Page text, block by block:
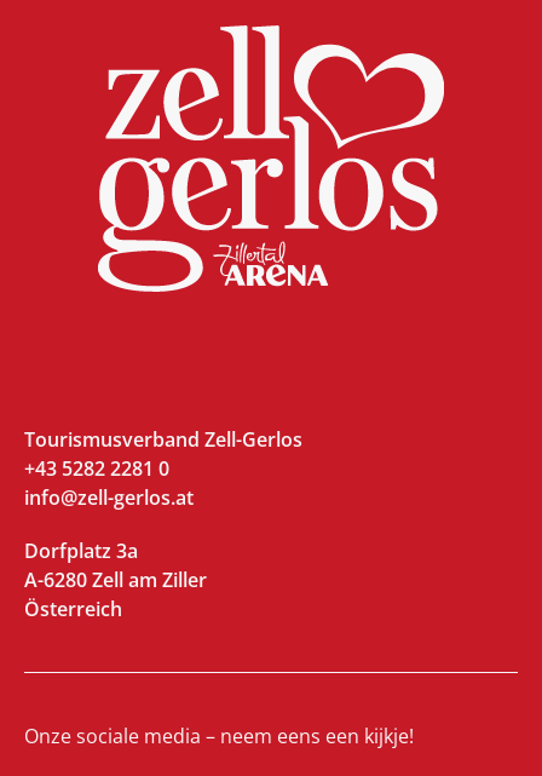
Tourismusverband Zell-Gerlos
+43 5282 2281 0
info@zell-gerlos.at
Dorfplatz 3a
A-6280 Zell am Ziller
Österreich
Onze sociale media – neem eens een kijkje!